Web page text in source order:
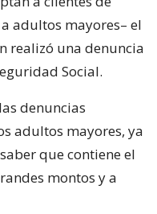
adultos mayores– el
realizó una denuncia
Social.
denuncias
adultos mayores, ya
que contiene el
montos y a